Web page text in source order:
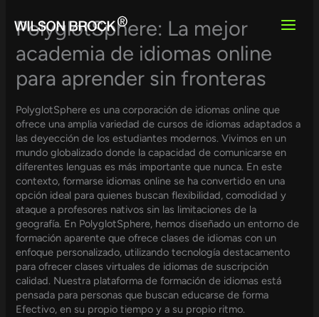
content
PolyglotSphere: La mejor
academia de idiomas online
para aprender sin fronteras
PolyglotSphere es una corporación de idiomas online que
ofrece una amplia variedad de cursos de idiomas adaptados a
las deyección de los estudiantes modernos. Vivimos en un
mundo globalizado donde la capacidad de comunicarse en
diferentes lenguas es más importante que nunca. En este
contexto, formarse idiomas online se ha convertido en una
opción ideal para quienes buscan flexibilidad, comodidad y
ataque a profesores nativos sin las limitaciones de la
geografía. En PolyglotSphere, hemos diseñado un entorno de
formación aparente que ofrece clases de idiomas con un
enfoque personalizado, utilizando tecnología destacamento
para ofrecer clases virtuales de idiomas de suscripción
calidad. Nuestra plataforma de formación de idiomas está
pensada para personas que buscan educarse de forma
Efectivo, en su propio tiempo y a su propio ritmo.